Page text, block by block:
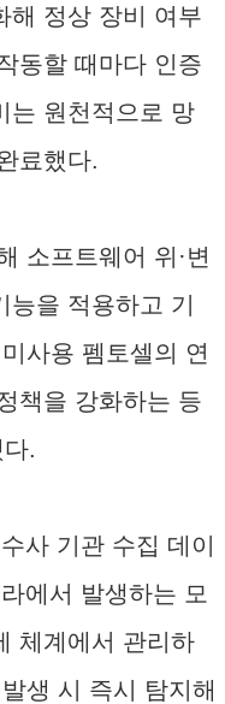
해 정상 장비 여부
동할 때마다 인증
는 원천적으로 망
료했다.
소프트웨어 위·변
을 적용하고 기
사용 펨토셀의 연
책을 강화하는 등
.
사 기관 수집 데이
에서 발생하는 모
체계에서 관리하
생 시 즉시 탐지해